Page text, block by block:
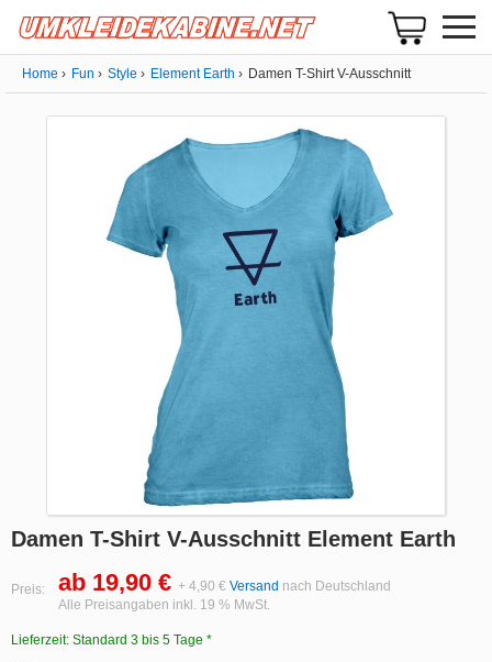
Home Fun Style Element Earth Damen T-Shirt V-Ausschnitt
Damen T-Shirt V-Ausschnitt Element Earth
Preis: ab 19,90 € + 4,90 € Versand nach Deutschland
Alle Preisangaben inkl. 19 % MwSt.
Lieferzeit: Standard 3 bis 5 Tage *